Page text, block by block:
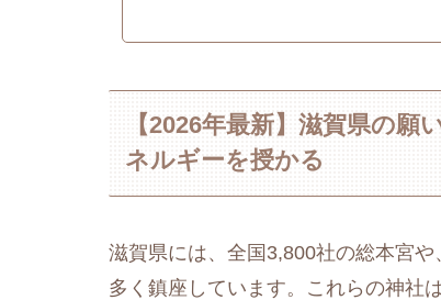
【2026年最新】滋賀県の
ネルギーを授かる
滋賀県には、全国3,800社の総本宮
多く鎮座しています。これらの神社